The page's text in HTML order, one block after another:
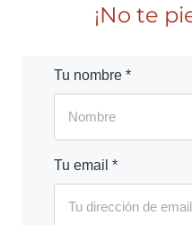
¡No te
Tu nombre *
Tu email *